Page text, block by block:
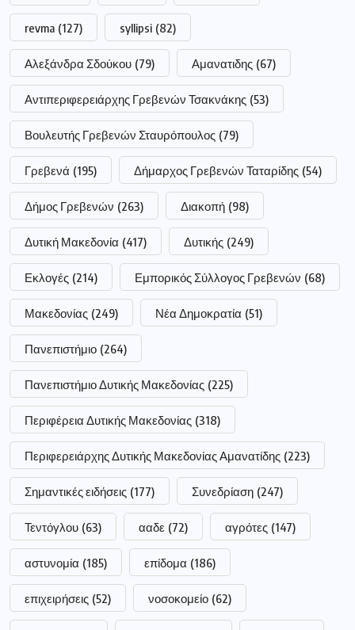
revma (127) syllipsi (82)
Αλεξάνδρα Σδούκου (79) Αμανατιδης (67)
Αντιπεριφερειάρχης Γρεβενών Τσακνάκης (53)
Βουλευτής Γρεβενών Σταυρόπουλος (79)
Γρεβενά (195) Δήμαρχος Γρεβενών Ταταρίδης (54)
Δήμος Γρεβενών (263) Διακοπή (98)
Δυτική Μακεδονία (417) Δυτικής (249)
Εκλογές (214) Εμπορικός Σύλλογος Γρεβενών (68)
Μακεδονίας (249) Νέα Δημοκρατία (51)
Πανεπιστήμιο (264)
Πανεπιστήμιο Δυτικής Μακεδονίας (225)
Περιφέρεια Δυτικής Μακεδονίας (318)
Περιφερειάρχης Δυτικής Μακεδονίας Αμανατίδης (223)
Σημαντικές ειδήσεις (177) Συνεδρίαση (247)
Τεντόγλου (63) ααδε (72) αγρότες (147)
αστυνομία (185) επίδομα (186)
επιχειρήσεις (52) νοσοκομείο (62)